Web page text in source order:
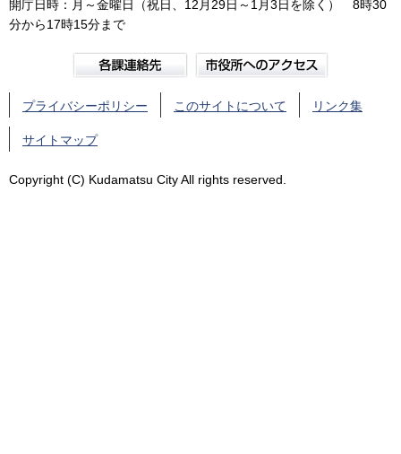
開庁日時：月～金曜日（祝日、12月29日～1月3日を除く） 8時30
分から17時15分まで
プライバシーポリシー このサイトについて リンク集
サイトマップ
Copyright (C) Kudamatsu City All rights reserved.